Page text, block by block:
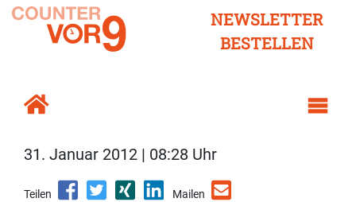
NEWSLETTER
BESTELLEN
31. Januar 2012 | 08:28 Uhr
Teilen Mailen